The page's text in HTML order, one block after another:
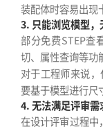
装配体时容易出现
3. 只能浏览模型
部分免费STEP查
切、属性查询等功
对于工程师来说
要基于模型进行尺
4. 无法满足评审需
在设计评审过程中